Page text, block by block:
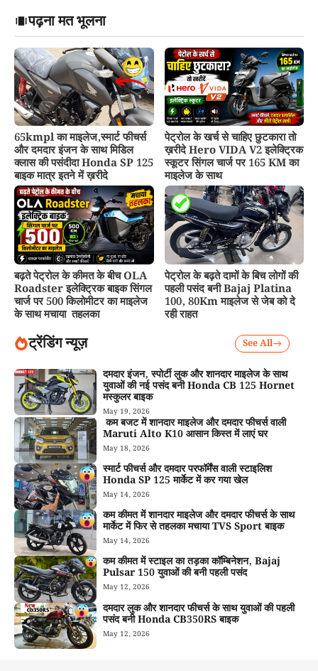
पढ़ना मत भूलना
65kmpl का माइलेज,स्मार्ट फीचर्स
और दमदार इंजन के साथ मिडिल
क्लास की पसंदीदा Honda SP 125
बाइक मात्र इतने में ख़रीदे
पेट्रोल के खर्च से चाहिए छुटकारा तो
ख़रीदे Hero VIDA V2 इलेक्ट्रिक
स्कूटर सिंगल चार्ज पर 165 KM का
माइलेज के साथ
बढ़ते पेट्रोल के कीमत के बीच OLA
Roadster इलेक्ट्रिक बाइक सिंगल
चार्ज पर 500 किलोमीटर का माइलेज
के साथ मचाया तहलका
पेट्रोल के बढ़ते दामों के बिच लोगों की
पहली पसंद बनी Bajaj Platina
100, 80Km माइलेज से जेब को दे
रही राहत
ट्रेंडिंग न्यूज़ See All
दमदार इंजन, स्पोर्टी लुक और शानदार माइलेज के साथ
युवाओं की नई पसंद बनी Honda CB 125 Hornet
मस्कुलर बाइक
May 19, 2026
कम बजट में शानदार माइलेज और दमदार फीचर्स वाली
Maruti Alto K10 आसान किस्त में लाएं घर
May 18, 2026
स्मार्ट फीचर्स और दमदार परफॉर्मेंस वाली स्टाइलिश
Honda SP 125 मार्केट में कर गया खेल
May 14, 2026
कम कीमत में शानदार माइलेज और दमदार फीचर्स के साथ
मार्केट में फिर से तहलका मचाया TVS Sport बाइक
May 14, 2026
कम कीमत में स्टाइल का तड़का कॉम्बिनेशन, Bajaj
Pulsar 150 युवाओं की बनी पहली पसंद
May 12, 2026
दमदार लुक और शानदार फीचर्स के साथ युवाओं की पहली
पसंद बनी Honda CB350RS बाइक
May 12, 2026